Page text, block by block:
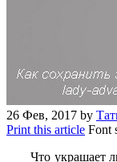
26 Фев, 2017 by
Print this article Font
Что украшает